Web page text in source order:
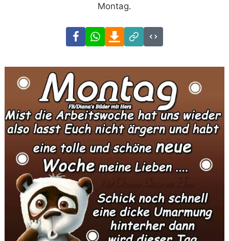
Montag.
FacebookWhatsAppDownload
Link
Code